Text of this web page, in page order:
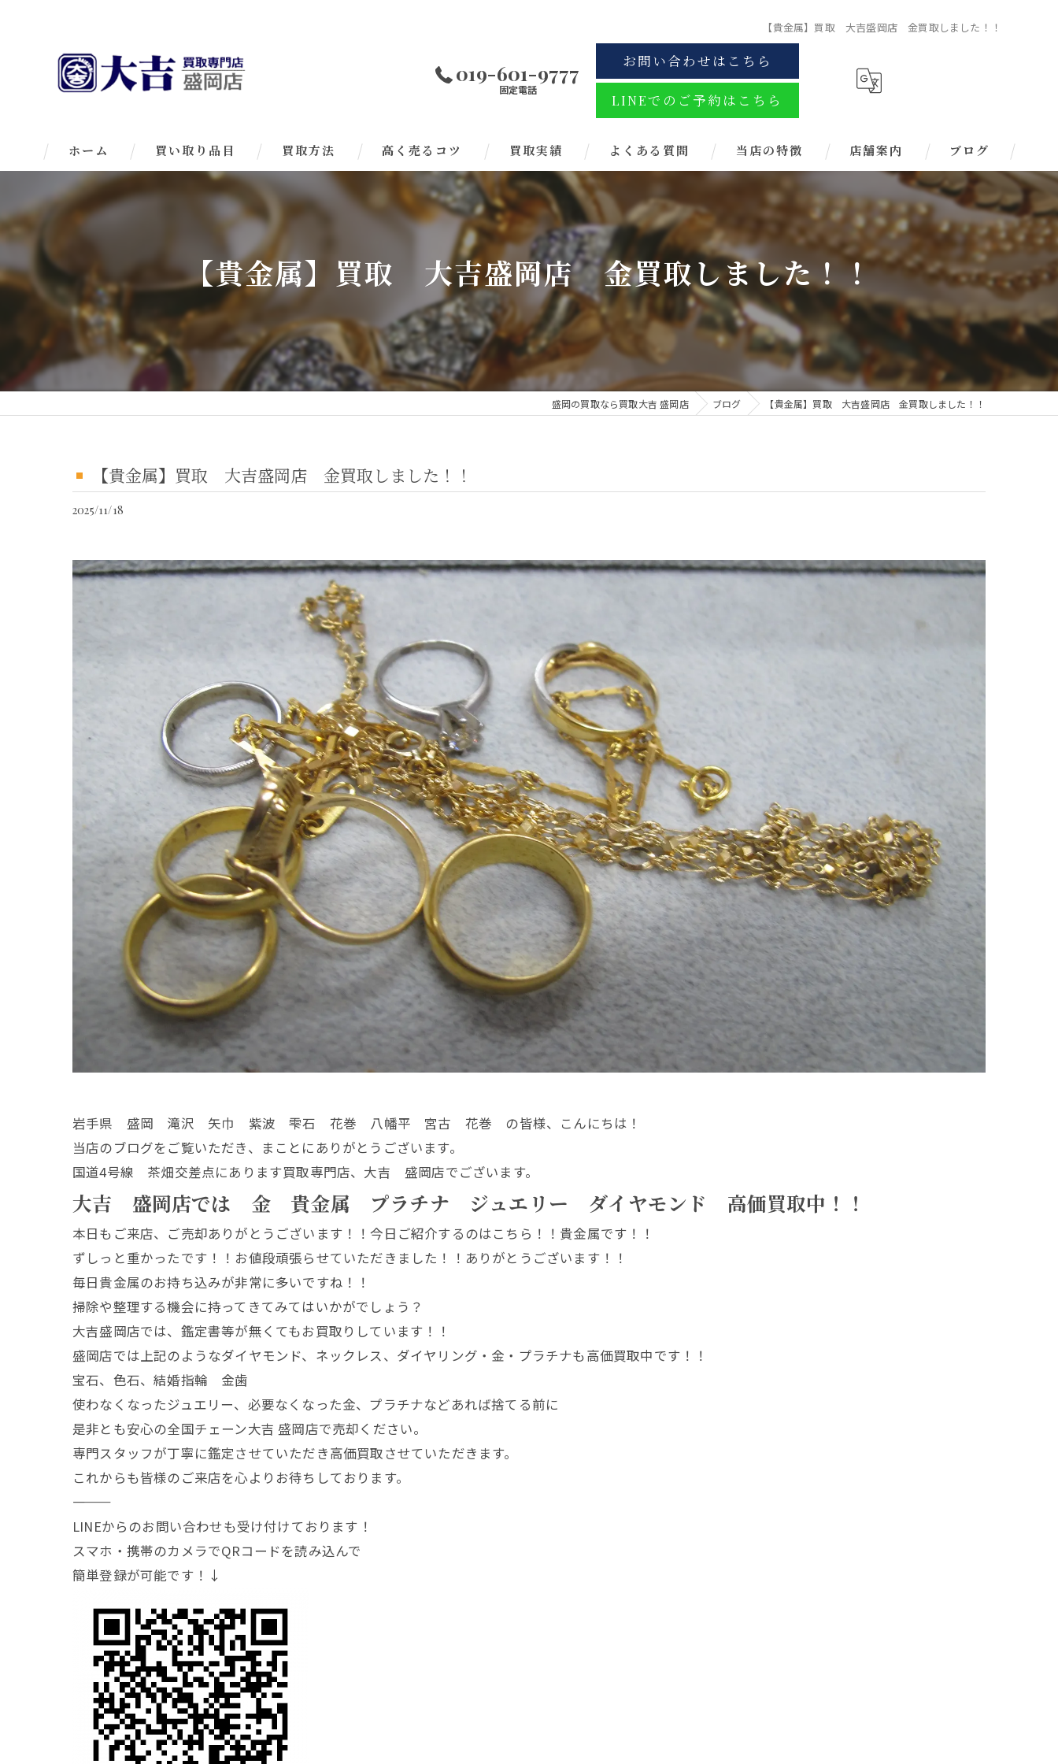
【貴金属】買取 大吉盛岡店 金買取しました！！
019-601-9777
固定電話
お問い合わせはこちら
LINEでのご予約はこちら
ホーム 買い取り品目 買取方法 高く売るコツ 買取実績 よくある質問 当店の特徴
ブランド
お酒
金券
時計
店舗案内 ブログ
【貴金属】買取 大吉盛岡店 金買取しました！！
盛岡の買取なら買取大吉 盛岡店 ブログ 【貴金属】買取 大吉盛岡店 金買取しました！！
【貴金属】買取 大吉盛岡店 金買取しました！！
2025/11/18
岩手県 盛岡 滝沢 矢巾 紫波 雫石 花巻 八幡平 宮古 花巻 の皆様、こんにちは！
当店のブログをご覧いただき、まことにありがとうございます。
国道4号線 茶畑交差点にあります買取専門店、大吉 盛岡店でございます。
大吉 盛岡店では 金 貴金属 プラチナ ジュエリー ダイヤモンド 高価買取中！！
本日もご来店、ご売却ありがとうございます！！今日ご紹介するのはこちら！！貴金属です！！
ずしっと重かったです！！お値段頑張らせていただきました！！ありがとうございます！！
毎日貴金属のお持ち込みが非常に多いですね！！
掃除や整理する機会に持ってきてみてはいかがでしょう？
大吉盛岡店では、鑑定書等が無くてもお買取りしています！！
盛岡店では上記のようなダイヤモンド、ネックレス、ダイヤリング・金・プラチナも高価買取中です！！
宝石、色石、結婚指輪 金歯
使わなくなったジュエリー、必要なくなった金、プラチナなどあれば捨てる前に
是非とも安心の全国チェーン大吉 盛岡店で売却ください。
専門スタッフが丁寧に鑑定させていただき高価買取させていただきます。
これからも皆様のご来店を心よりお待ちしております。
―――――――
LINEからのお問い合わせも受け付けております！
スマホ・携帯のカメラでQRコードを読み込んで
簡単登録が可能です！↓